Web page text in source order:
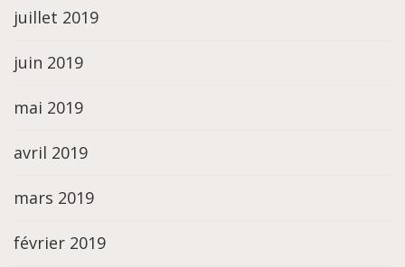
juillet 2019
juin 2019
mai 2019
avril 2019
mars 2019
février 2019